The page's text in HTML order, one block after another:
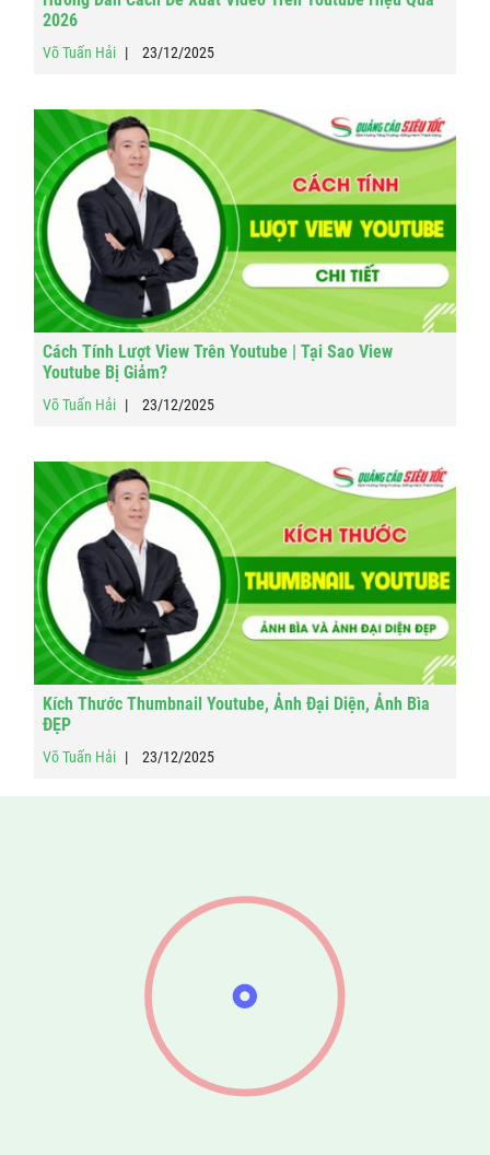
2026
Võ Tuấn Hải 23/12/2025
Cách Tính Lượt View Trên Youtube | Tại Sao View
Youtube Bị Giảm?
Võ Tuấn Hải 23/12/2025
Kích Thước Thumbnail Youtube, Ảnh Đại Diện, Ảnh Bìa
ĐẸP
Võ Tuấn Hải 23/12/2025